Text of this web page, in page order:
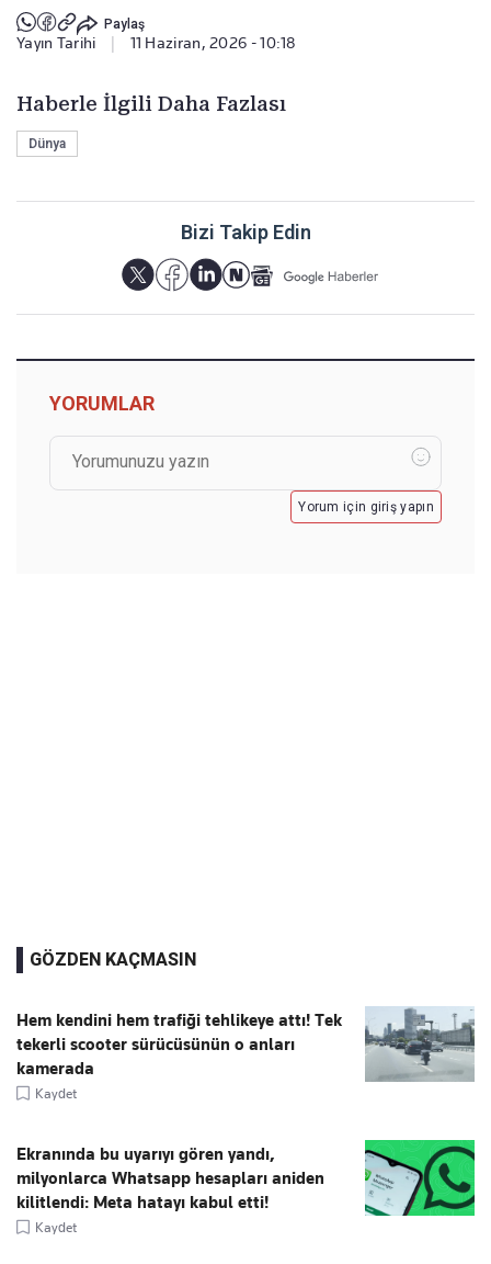
Paylaş
Yayın Tarihi 11 Haziran, 2026 - 10:18
Haberle İlgili Daha Fazlası
Dünya
Bizi Takip Edin
YORUMLAR
Yorum için giriş yapın
GÖZDEN KAÇMASIN
Hem kendini hem trafiği tehlikeye attı! Tek
tekerli scooter sürücüsünün o anları
kamerada
Kaydet
Ekranında bu uyarıyı gören yandı,
milyonlarca Whatsapp hesapları aniden
kilitlendi: Meta hatayı kabul etti!
Kaydet